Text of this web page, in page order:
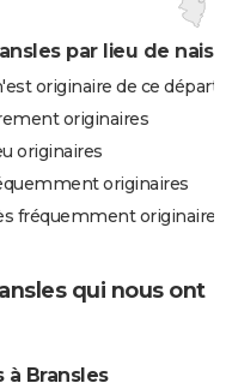
par lieu de
originaire de ce
originaires
originaires
originaires
fréquemment originaires
qui nous ont
Bransles